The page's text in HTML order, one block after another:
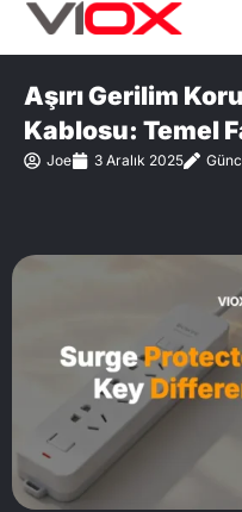
İçeriğe
Aşırı Gerilim
Kablosu: Temel
Joe 3 Aralık 2025